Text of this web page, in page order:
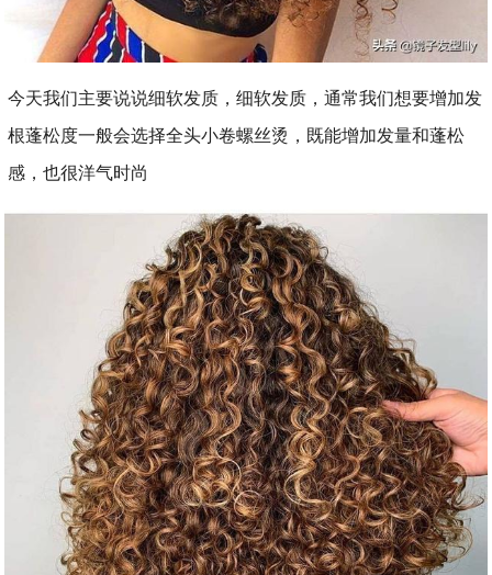
今天我们主要说说细软发质，细软发质，通常我们想要增加发
根蓬松度一般会选择全头小卷螺丝烫，既能增加发量和蓬松
感，也很洋气时尚